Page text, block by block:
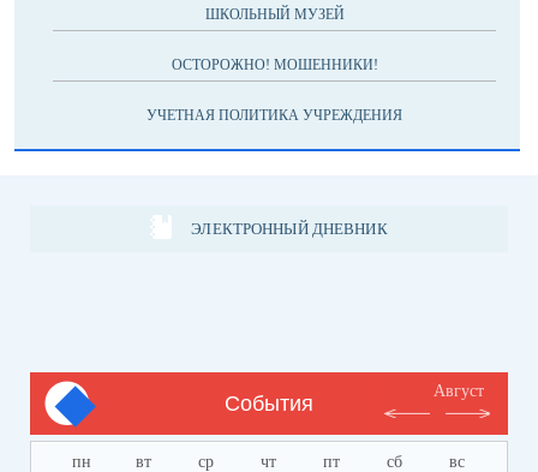
ШКОЛЬНЫЙ МУЗЕЙ
ОСТОРОЖНО! МОШЕННИКИ!
УЧЕТНАЯ ПОЛИТИКА УЧРЕЖДЕНИЯ
ЭЛЕКТРОННЫЙ ДНЕВНИК
События
Август
пн вт ср чт пт сб вс